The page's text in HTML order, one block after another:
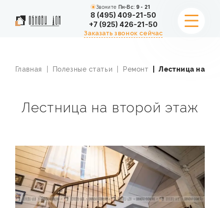
Звоните Пн-Вс: 9 - 21
8 (495) 409-21-50
+7 (925) 426-21-50
Заказать звонок сейчас
УСЛУГИ
АКЦИИ
О КОМПАНИИ
Главная Полезные статьи Ремонт Лестница на
Лестница на второй этаж